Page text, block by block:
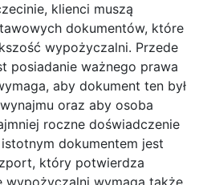
klienci muszą
dokumentów, które
wypożyczalni. Przede
posiadanie ważnego prawa
aby dokument ten był
oraz aby osoba
roczne doświadczenie
dokumentem jest
który potwierdza